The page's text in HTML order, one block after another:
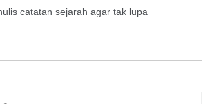
catatan sejarah agar tak lupa